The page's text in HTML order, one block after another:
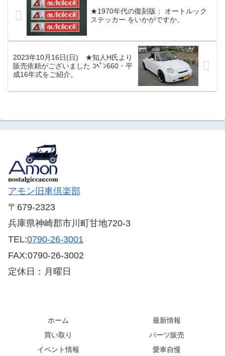
上質美車／ハードトップ電動オープン／
純正ナビ＆オーディオ／ETC付／アルミ
ホイールに各所若干のガリ傷有。■【車輛
★1970年代の復刻版： オートルック
ステッカー をいかがですか。
2023年10月16日(日) ★知人H氏より
販売依頼がございました ｺﾍﾟﾝ660・平
成16年式をご紹介。
アモン旧車倶楽部
〒679-2323
兵庫県神崎郡市川町甘地720-3
TEL:0790-26-3001
FAX:0790-26-3002
定休日：月曜日
ホーム
最新情報
買い取り
パーツ販売
イベント情報
愛車自慢